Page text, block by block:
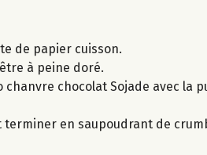
de papier cuisson.
à peine doré.
chanvre chocolat Sojade avec la
en saupoudrant de